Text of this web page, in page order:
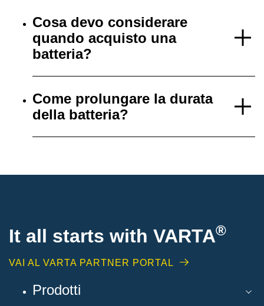
Cosa devo considerare
quando acquisto una
batteria?
Come prolungare la durata
della batteria?
It all starts with VARTA®
VAI AL VARTA PARTNER PORTAL
Prodotti